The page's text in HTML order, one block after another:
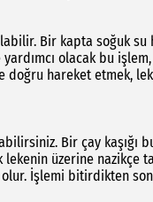
Bir kapta soğuk su
olacak bu
hareket etmek,
Bir çay kaşığı
lekenin üzerine nazikçe
olur. İşlemi bitirdikten